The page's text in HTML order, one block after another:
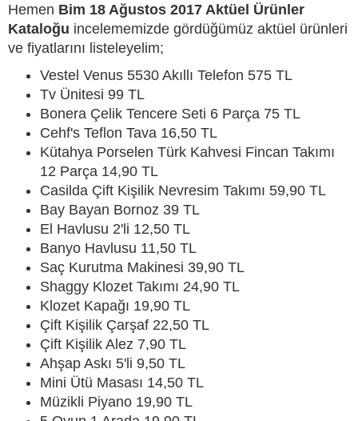
Hemen Bim 18 Ağustos 2017 Aktüel Ürünler
Kataloğu incelememizde gördüğümüz aktüel ürünleri
ve fiyatlarını listeleyelim;
Vestel Venus 5530 Akıllı Telefon 575 TL
Tv Ünitesi 99 TL
Bonera Çelik Tencere Seti 6 Parça 75 TL
Cehf's Teflon Tava 16,50 TL
Kütahya Porselen Türk Kahvesi Fincan Takımı
12 Parça 14,90 TL
Casilda Çift Kişilik Nevresim Takımı 59,90 TL
Bay Bayan Bornoz 39 TL
El Havlusu 2'li 12,50 TL
Banyo Havlusu 11,50 TL
Saç Kurutma Makinesi 39,90 TL
Shaggy Klozet Takımı 24,90 TL
Klozet Kapağı 19,90 TL
Çift Kişilik Çarşaf 22,50 TL
Çift Kişilik Alez 7,90 TL
Ahşap Askı 5'li 9,50 TL
Mini Ütü Masası 14,50 TL
Müzikli Piyano 19,90 TL